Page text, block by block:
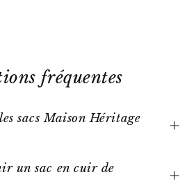
fréquentes
sacs Maison Héritage
un sac en cuir de